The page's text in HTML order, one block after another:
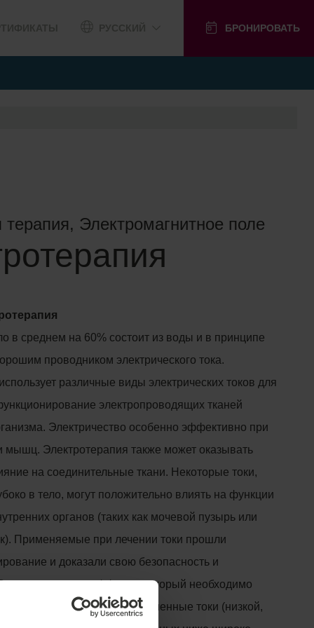
БРОНИРОВАТЬ
терапия, Электромагнитное поле
в среднем на 60% состоит из воды и в принципе
проводником электрического тока.
различные виды электрических токов для
электропроводящих тканей
Электричество особенно эффективно при
мышц. Электротерапия также может оказывать
на соединительные ткани. Некоторые токи,
в тело, могут положительно влиять на функции
органов (таких как мочевой пузырь или
Применяемые при лечении токи прошли
и доказали свою безопасность и
зависимости от эффекта, который необходимо
постоянные или переменные токи (низкой,